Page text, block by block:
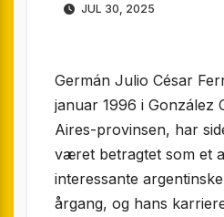
JUL 30, 2025
Germán Julio César
januar 1996 i González
Aires-provinsen, har
været betragtet som et
interessante
årgang, og hans